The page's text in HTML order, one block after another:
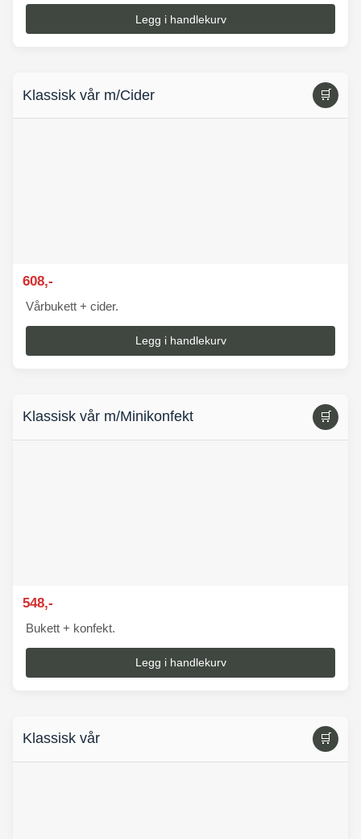
Legg i handlekurv
Klassisk vår m/Cider 🛒
608,-
Vårbukett + cider.
Legg i handlekurv
Klassisk vår m/Minikonfekt 🛒
548,-
Bukett + konfekt.
Legg i handlekurv
Klassisk vår 🛒